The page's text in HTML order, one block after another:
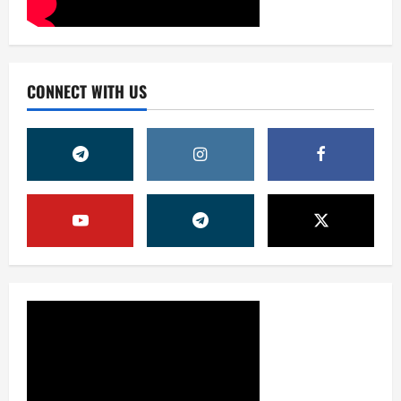
CONNECT WITH US
ОЛМАЛИҚ ШАҲАР САЙЛОВ
7 августа, 2026
Жамият
“ДОЛЗАРБ 40 КУНЛИК”: